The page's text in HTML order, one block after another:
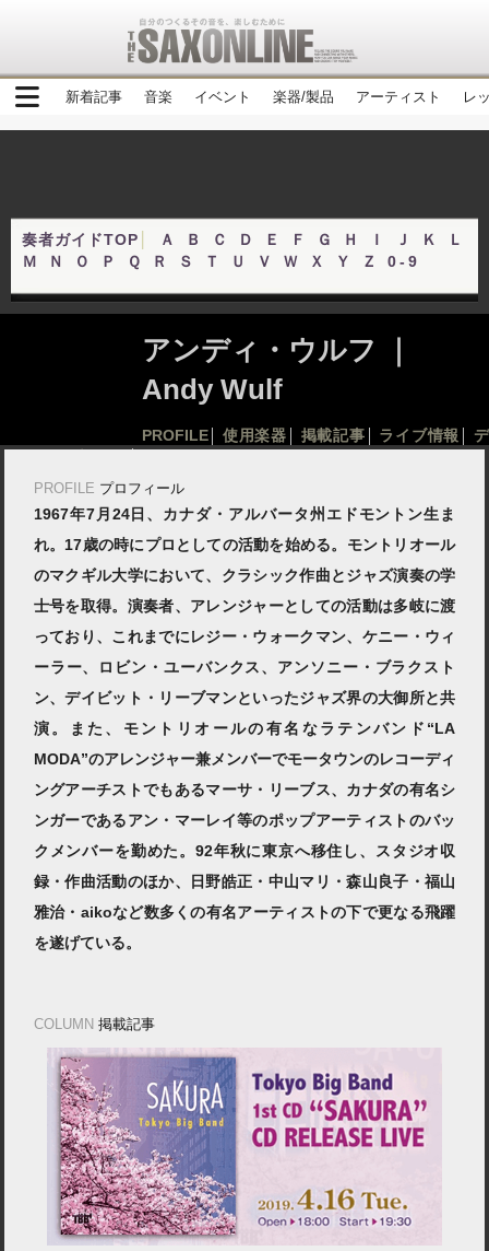
新着記事 音楽 イベント 楽器/製品 アーティスト レ
奏者ガイドTOP Ａ Ｂ Ｃ Ｄ Ｅ Ｆ Ｇ Ｈ Ｉ Ｊ Ｋ
Ｌ
Ｍ
Ｎ Ｏ Ｐ Ｑ Ｒ Ｓ Ｔ Ｕ Ｖ Ｗ Ｘ Ｙ Ｚ 0-9
アンディ・ウルフ ｜
Andy Wulf
PROFILE 使用楽器 掲載記事 ライブ情報 │デ
PROFILE プロフィール
1967年7月24日、カナダ・アルバータ州エドモントン生ま
れ。17歳の時にプロとしての活動を始める。モントリオール
のマクギル大学において、クラシック作曲とジャズ演奏の学
士号を取得。演奏者、アレンジャーとしての活動は多岐に渡
っており、これまでにレジー・ウォークマン、ケニー・ウィ
ーラー、ロビン・ユーバンクス、アンソニー・ブラクスト
ン、デイビット・リーブマンといったジャズ界の大御所と共
演。また、モントリオールの有名なラテンバンド“LA
MODA”のアレンジャー兼メンバーでモータウンのレコーディ
ングアーチストでもあるマーサ・リーブス、カナダの有名シ
ンガーであるアン・マーレイ等のポップアーティストのバッ
クメンバーを勤めた。92年秋に東京へ移住し、スタジオ収
録・作曲活動のほか、日野皓正・中山マリ・森山良子・福山
雅治・aikoなど数多くの有名アーティストの下で更なる飛躍
を遂げている。
COLUMN 掲載記事